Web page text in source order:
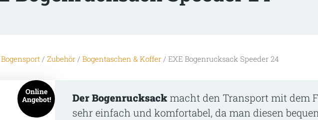
Bogensport/ Zubehör/ Bogentaschen & Koffer/ EXE Bogenrucksack Speeder 24
Der Bogenrucksack macht den Transport mit dem
sehr einfach und komfortabel, da man diesen